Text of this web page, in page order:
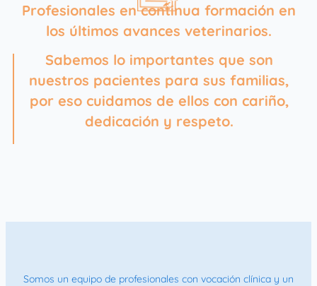
Profesionales en continua formación en
los últimos avances veterinarios.
Sabemos lo importantes que son
nuestros pacientes para sus familias,
por eso cuidamos de ellos con cariño,
dedicación y respeto.
Somos un equipo de profesionales con vocación clínica y un